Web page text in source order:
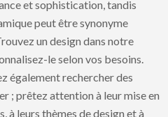
et sophistication, tandis
peut être synonyme
un design dans notre
le selon vos besoins.
également rechercher des
; prêtez attention à leur mise en
à leurs thèmes de design et à